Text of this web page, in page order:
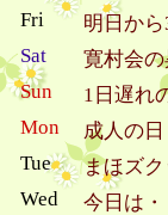
Fri
明日か
Sat
寛村会
Sun
1日遅れ
Mon
成人の日
Tue
まほズ
Wed
今日は・